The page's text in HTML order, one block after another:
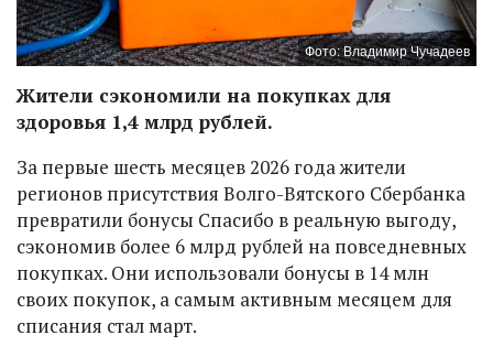
Фото: Владимир Чучадеев
Жители сэкономили на покупках для
здоровья 1,4 млрд рублей.
За первые шесть месяцев 2026 года жители
регионов присутствия Волго-Вятского Сбербанка
превратили бонусы Спасибо в реальную выгоду,
сэкономив более 6 млрд рублей на повседневных
покупках. Они использовали бонусы в 14 млн
своих покупок, а самым активным месяцем для
списания стал март.